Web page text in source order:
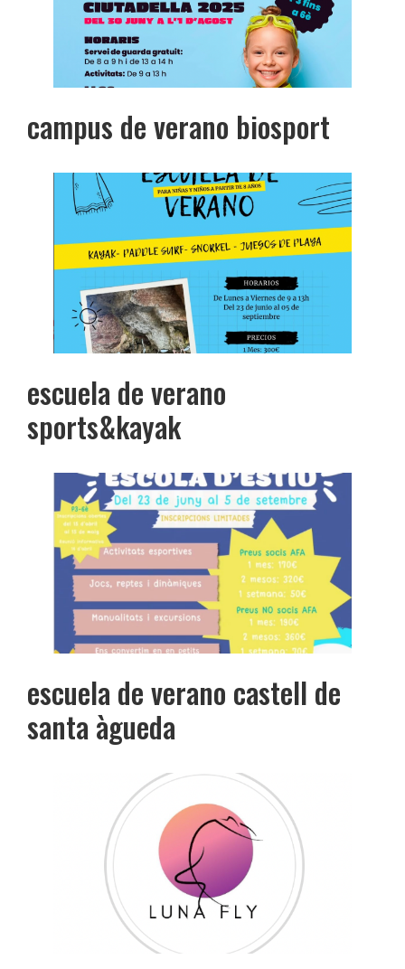
campus de verano biosport
escuela de verano
sports&kayak
escuela de verano castell de
santa àgueda